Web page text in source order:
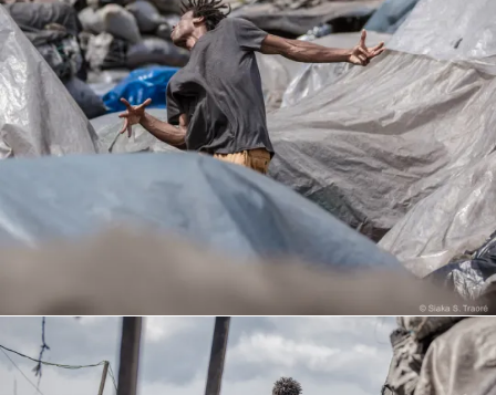
Fashion
Culinaire
Industrielle
CONTACT